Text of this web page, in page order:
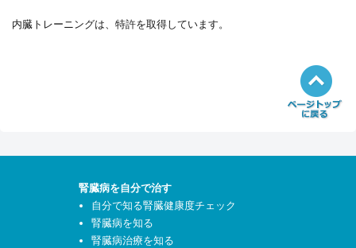
内臓トレーニングは、特許を取得しています。
腎臓病を自分で治す
自分で知る腎臓健康度チェック
腎臓病を知る
腎臓病治療を知る